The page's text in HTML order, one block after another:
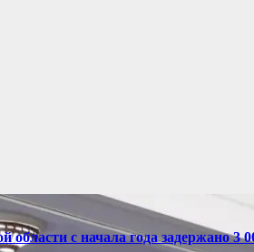
с начала года задержано 3